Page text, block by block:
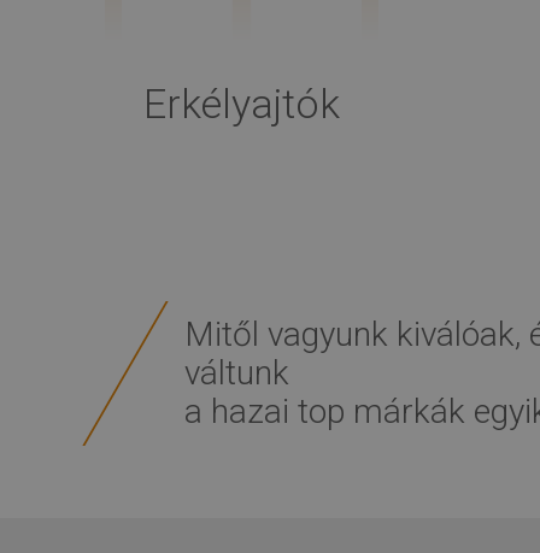
Erkélyajtók
Mitől vagyunk kiválóak,
váltunk
a hazai top márkák